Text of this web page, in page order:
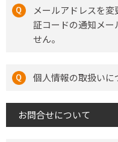
メールアドレスを
証コードの通知メー
せん。
個人情報の取扱いに
お問合せについて